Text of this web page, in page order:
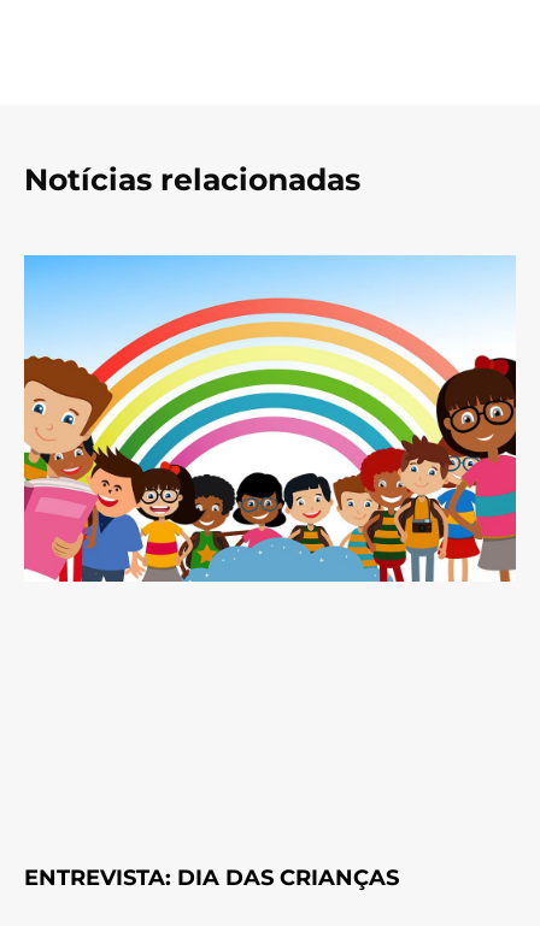
Notícias relacionadas
ENTREVISTA: DIA DAS CRIANÇAS